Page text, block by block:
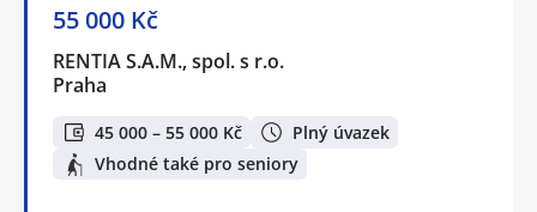
55 000 Kč
RENTIA S.A.M., spol. s r.o.
Praha
45 000 – 55 000 Kč
Plný úvazek
Vhodné také pro seniory